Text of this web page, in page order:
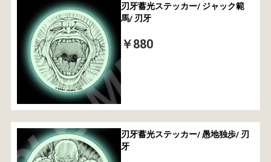
刃牙蓄光ステッカー/ ジャック範
馬/ 刃牙
￥880
刃牙蓄光ステッカー/ 愚地独歩/ 刃
牙